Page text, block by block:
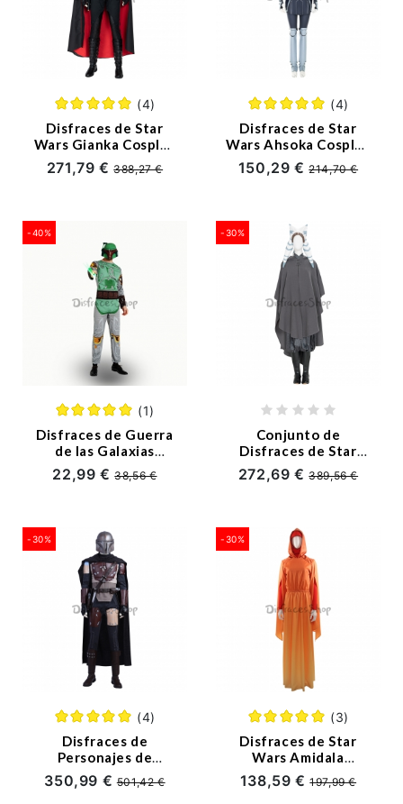
(4)
Disfraces de Star
Wars Gianka Cosplay
- Personalizado
271,79 €388,27 €
(4)
Disfraces de Star
Wars Ahsoka Cosplay
- Personalizado
150,29 €214,70 €
-40%
(1)
Disfraces de Guerra
de las Galaxias
Conjunto Cosplay
Boba Fett
22,99 €38,56 €
-30%
Conjunto de
Disfraces de Star
Wars Mandalorian
Ahsoka Cosplay -
272,69 €389,56 €
-30%
(4)
Disfraces de
Personajes de
Películas Cosplay
Mandaloriano -
350,99 €501,42 €
-30%
(3)
Disfraces de Star
Wars Amidala
Cosplay -
Personalizado
138,59 €197,99 €